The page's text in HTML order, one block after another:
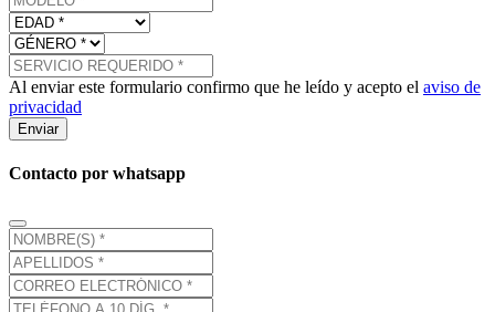
Al enviar este formulario confirmo que he leído y acepto el aviso de
privacidad
Enviar
Contacto por whatsapp